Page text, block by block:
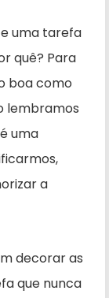
uma tarefa
quê? Para
boa como
lembramos
uma
a
decorar as
que nunca